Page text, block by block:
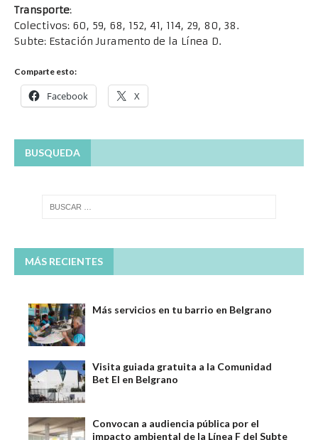
Transporte:
Colectivos: 60, 59, 68, 152, 41, 114, 29, 80, 38.
Subte: Estación Juramento de la Línea D.
Comparte esto:
Facebook X
BUSQUEDA
MÁS RECIENTES
Más servicios en tu barrio en Belgrano
Visita guiada gratuita a la Comunidad
Bet El en Belgrano
Convocan a audiencia pública por el
impacto ambiental de la Línea F del Subte